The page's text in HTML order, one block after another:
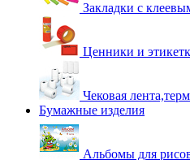
Закладки с
Ценники и
Чековая
Бумажные изделия
Альбомы для